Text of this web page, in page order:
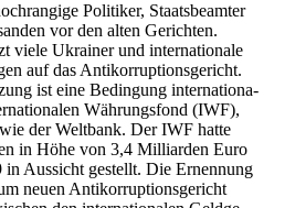
Poli­ti­ker, Staats­be­am­ter
vor den alten Gerich­ten.
viele Ukrai­ner und inter­na­tio­nale
auf das Anti­kor­rup­ti­ons­ge­richt.
ist eine Bedin­gung inter­na­tio­na­
Wäh­rungs­fond (IWF),
der Welt­bank. Der IWF hatte
in Höhe von 3,4 Mil­li­ar­den Euro
Aus­sicht gestellt. Die Ernen­nung
neuen Anti­kor­rup­ti­ons­ge­richt